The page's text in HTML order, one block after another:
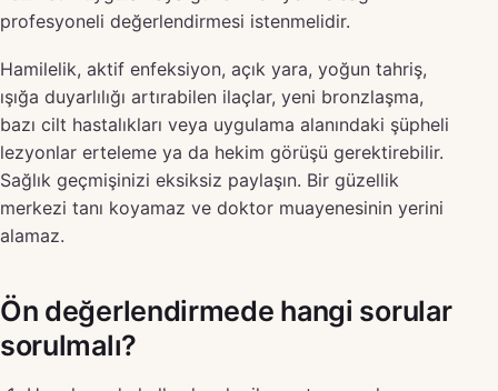
profesyoneli değerlendirmesi istenmelidir.
Hamilelik, aktif enfeksiyon, açık yara, yoğun tahriş,
ışığa duyarlılığı artırabilen ilaçlar, yeni bronzlaşma,
bazı cilt hastalıkları veya uygulama alanındaki şüpheli
lezyonlar erteleme ya da hekim görüşü gerektirebilir.
Sağlık geçmişinizi eksiksiz paylaşın. Bir güzellik
merkezi tanı koyamaz ve doktor muayenesinin yerini
alamaz.
Ön değerlendirmede hangi sorular
sorulmalı?